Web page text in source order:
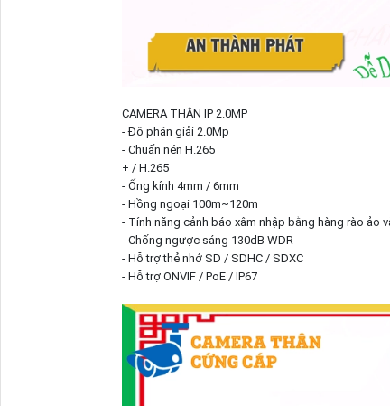
CAMERA THÂN IP 2.0MP
- Độ phân giải 2.0Mp
- Chuẩn nén H.265
+ / H.265
- Ống kính 4mm / 6mm
- Hồng ngoại 100m~120m
- Tính năng cảnh báo xâm nhập bằng hàng rào ảo
- Chống ngược sáng 130dB WDR
- Hỗ trợ thẻ nhớ SD / SDHC / SDXC
- Hỗ trợ ONVIF / PoE / IP67